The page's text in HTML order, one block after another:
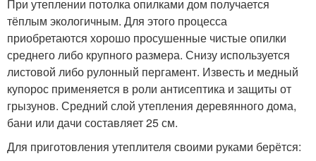
При утеплении потолка опилками дом получается
тёплым экологичным. Для этого процесса
приобретаются хорошо просушенные чистые опилки
среднего либо крупного размера. Снизу используется
листовой либо рулонный пергамент. Известь и медный
купорос применяется в роли антисептика и защиты от
грызунов. Средний слой утепления деревянного дома,
бани или дачи составляет 25 см.
Для приготовления утеплителя своими руками берётся: